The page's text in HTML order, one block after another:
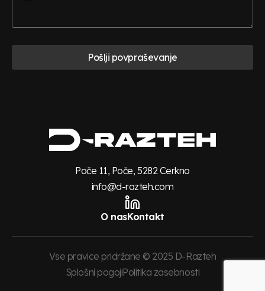
Pošlji povpraševanje
Poče 11, Poče, 5282 Cerkno
info@d-razteh.com
O nasKontakt
Vse pravice pridržane © 2025 D-Razteh
Splošni pogojiPolitika zasebnosti